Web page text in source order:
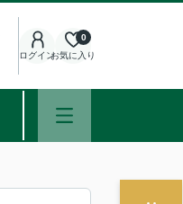
ログインお気に入り
0